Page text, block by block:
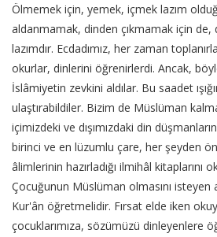
Ölmemek için, yemek, içmek lazım
aldanmamak, dinden çıkmamak için de,
lazımdır. Ecdadımız, her zaman
okurlar, dinlerini öğrenirlerdi. Ancak,
İslâmiyetin zevkini aldılar. Bu saadet
ulaştırabildiler. Bizim de Müslüman
içimizdeki ve dışımızdaki din
birinci ve en lüzumlu çare, her şeyden
âlimlerinin hazırladığı ilmihâl kitaplarını
Çocuğunun Müslüman olmasını
Kur'ân öğretmelidir. Fırsat elde iken
çocuklarımıza, sözümüzü dinleyenlere